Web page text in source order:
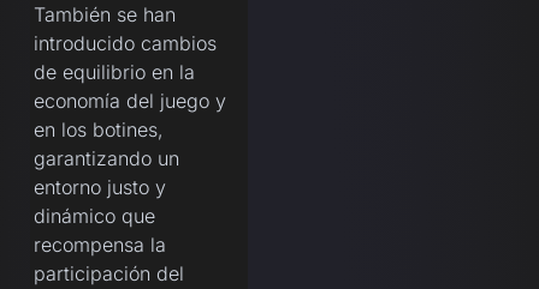
También se han
introducido cambios
de equilibrio en la
economía del juego y
en los botines,
garantizando un
entorno justo y
dinámico que
recompensa la
participación del